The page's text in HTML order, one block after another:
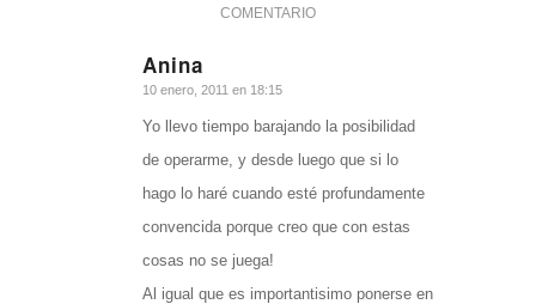
COMENTARIO
Anina
Dice:
10 enero, 2011 en 18:15
Yo llevo tiempo barajando la posibilidad
de operarme, y desde luego que si lo
hago lo haré cuando esté profundamente
convencida porque creo que con estas
cosas no se juega!
Al igual que es importantisimo ponerse en